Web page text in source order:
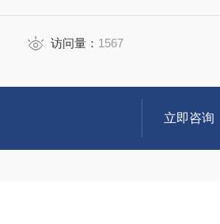
访问量： 1567
立即咨询